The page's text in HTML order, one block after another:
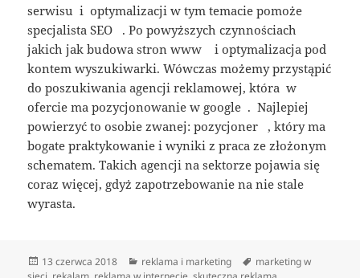
serwisu i optymalizacji w tym temacie pomoże
specjalista SEO . Po powyższych czynnościach
jakich jak budowa stron www i optymalizacja pod
kontem wyszukiwarki. Wówczas możemy przystąpić
do poszukiwania agencji reklamowej, która w
ofercie ma pozycjonowanie w google . Najlepiej
powierzyć to osobie zwanej: pozycjoner , który ma
bogate praktykowanie i wyniki z praca ze złożonym
schematem. Takich agencji na sektorze pojawia się
coraz więcej, gdyż zapotrzebowanie na nie stale
wyrasta.
Data
publikacji
13 czerwca 2018 Kategorie
reklama i marketing Tagi
marketing w